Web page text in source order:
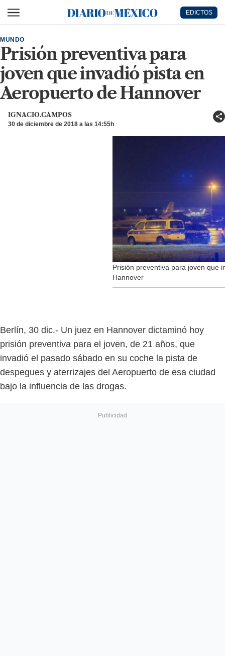
Diario de México
EDICTOS
Prisión preventiva para
joven que invadió pista en
Aeropuerto de Hannover
MUNDO
IGNACIO.CAMPOS
30 de diciembre de 2018 a las 14:55h
Prisión preventiva para joven que
Hannover
Berlín, 30 dic.- Un juez en Hannover dictaminó hoy
prisión preventiva para el joven, de 21 años, que
invadió el pasado sábado en su coche la pista de
despegues y aterrizajes del Aeropuerto de esa ciudad
bajo la influencia de las drogas.